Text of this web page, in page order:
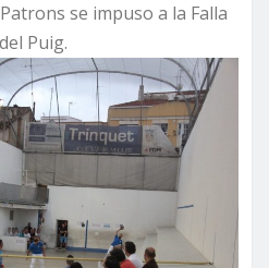
se impuso a la Falla
Puig.